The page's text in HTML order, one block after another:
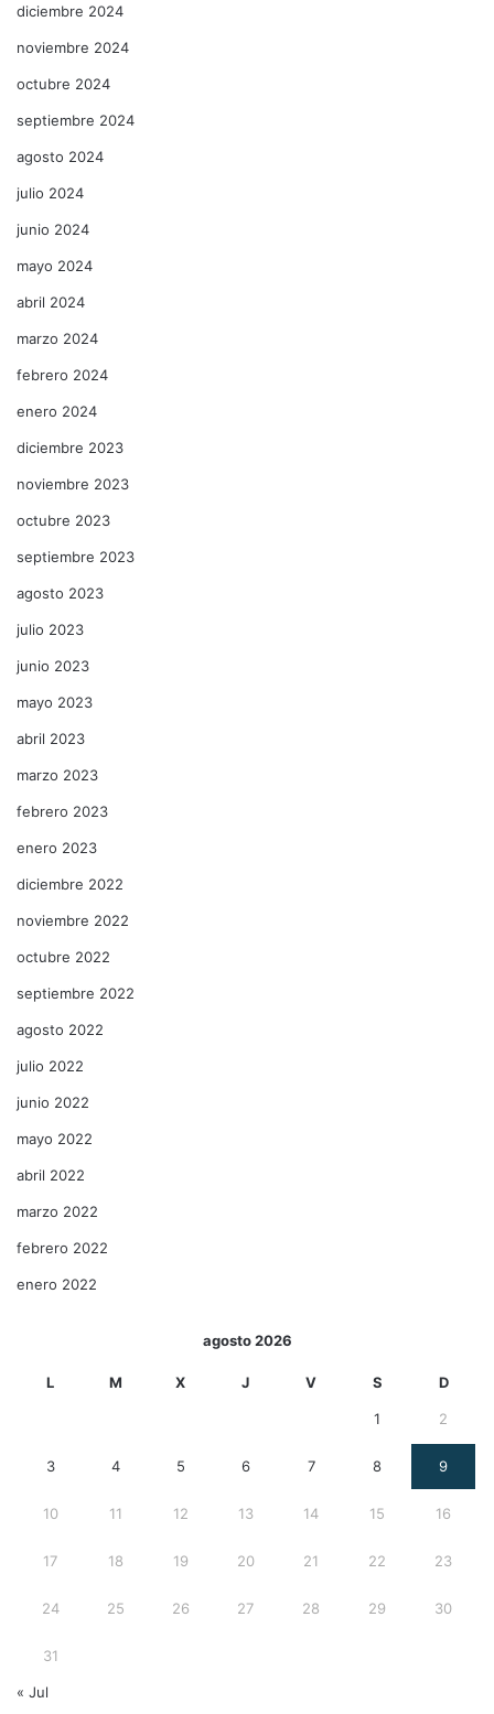
diciembre 2024
noviembre 2024
octubre 2024
septiembre 2024
agosto 2024
julio 2024
junio 2024
mayo 2024
abril 2024
marzo 2024
febrero 2024
enero 2024
diciembre 2023
noviembre 2023
octubre 2023
septiembre 2023
agosto 2023
julio 2023
junio 2023
mayo 2023
abril 2023
marzo 2023
febrero 2023
enero 2023
diciembre 2022
noviembre 2022
octubre 2022
septiembre 2022
agosto 2022
julio 2022
junio 2022
mayo 2022
abril 2022
marzo 2022
febrero 2022
enero 2022
agosto 2026
L M X J V S D
1 2
3 4 5 6 7 8 9
10 11 12 13 14 15 16
17 18 19 20 21 22 23
24 25 26 27 28 29 30
31
« Jul